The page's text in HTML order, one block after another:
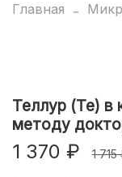
Главная
Теллур (Te) в
методу
1 370 ₽ 1 715